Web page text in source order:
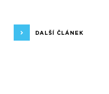
DALŠÍ ČLÁNEK